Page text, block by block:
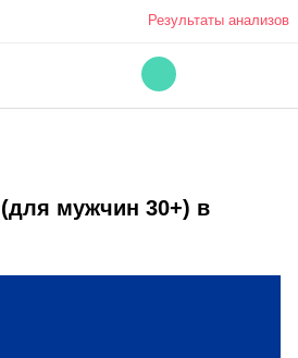
Результаты анализов
мужчин 30+) в